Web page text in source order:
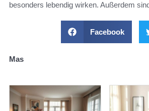
besonders lebendig wirken. Außerdem
Facebook
Mas